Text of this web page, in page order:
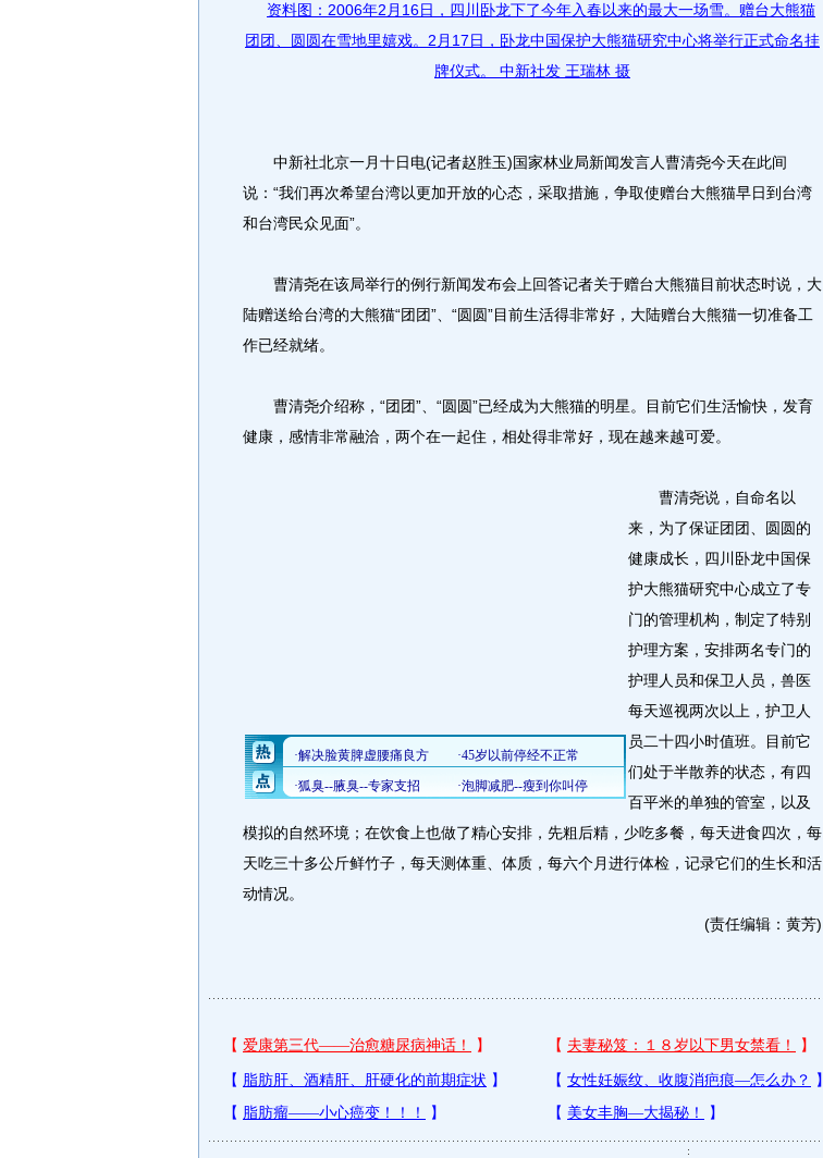
资料图：2006年2月16日，四川卧龙下了今年入春以来的最大一场雪。赠台大熊猫
团团、圆圆在雪地里嬉戏。2月17日，卧龙中国保护大熊猫研究中心将举行正式命名挂
牌仪式。 中新社发 王瑞林 摄
中新社北京一月十日电(记者赵胜玉)国家林业局新闻发言人曹清尧今天在此间
说：“我们再次希望台湾以更加开放的心态，采取措施，争取使赠台大熊猫早日到台湾
和台湾民众见面”。
曹清尧在该局举行的例行新闻发布会上回答记者关于赠台大熊猫目前状态时说，大
陆赠送给台湾的大熊猫“团团”、“圆圆”目前生活得非常好，大陆赠台大熊猫一切准备工
作已经就绪。
曹清尧介绍称，“团团”、“圆圆”已经成为大熊猫的明星。目前它们生活愉快，发育
健康，感情非常融洽，两个在一起住，相处得非常好，现在越来越可爱。
曹清尧说，自命名以
来，为了保证团团、圆圆的
健康成长，四川卧龙中国保
护大熊猫研究中心成立了专
门的管理机构，制定了特别
护理方案，安排两名专门的
护理人员和保卫人员，兽医
每天巡视两次以上，护卫人
员二十四小时值班。目前它
们处于半散养的状态，有四
百平米的单独的管室，以及
模拟的自然环境；在饮食上也做了精心安排，先粗后精，少吃多餐，每天进食四次，每
天吃三十多公斤鲜竹子，每天测体重、体质，每六个月进行体检，记录它们的生长和活
动情况。
(责任编辑：黄芳)